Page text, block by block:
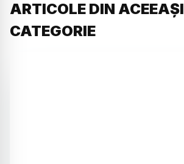
ARTICOLE DIN ACEEAȘI
CATEGORIE